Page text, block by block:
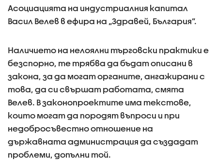
Асоциацията на индустриалния капитал
Васил Велев в ефира на „Здравей, България”.
Наличието на нелоялни търговски практики е
безспорно, те трябва да бъдат описани в
закона, за да могат органите, ангажирани с
това, да си свършат работата, смята
Велев. В законопроектите има текстове,
които могат да породят въпроси и при
недобросъвестно отношение на
държавната администрация да създадат
проблеми, допълни той.